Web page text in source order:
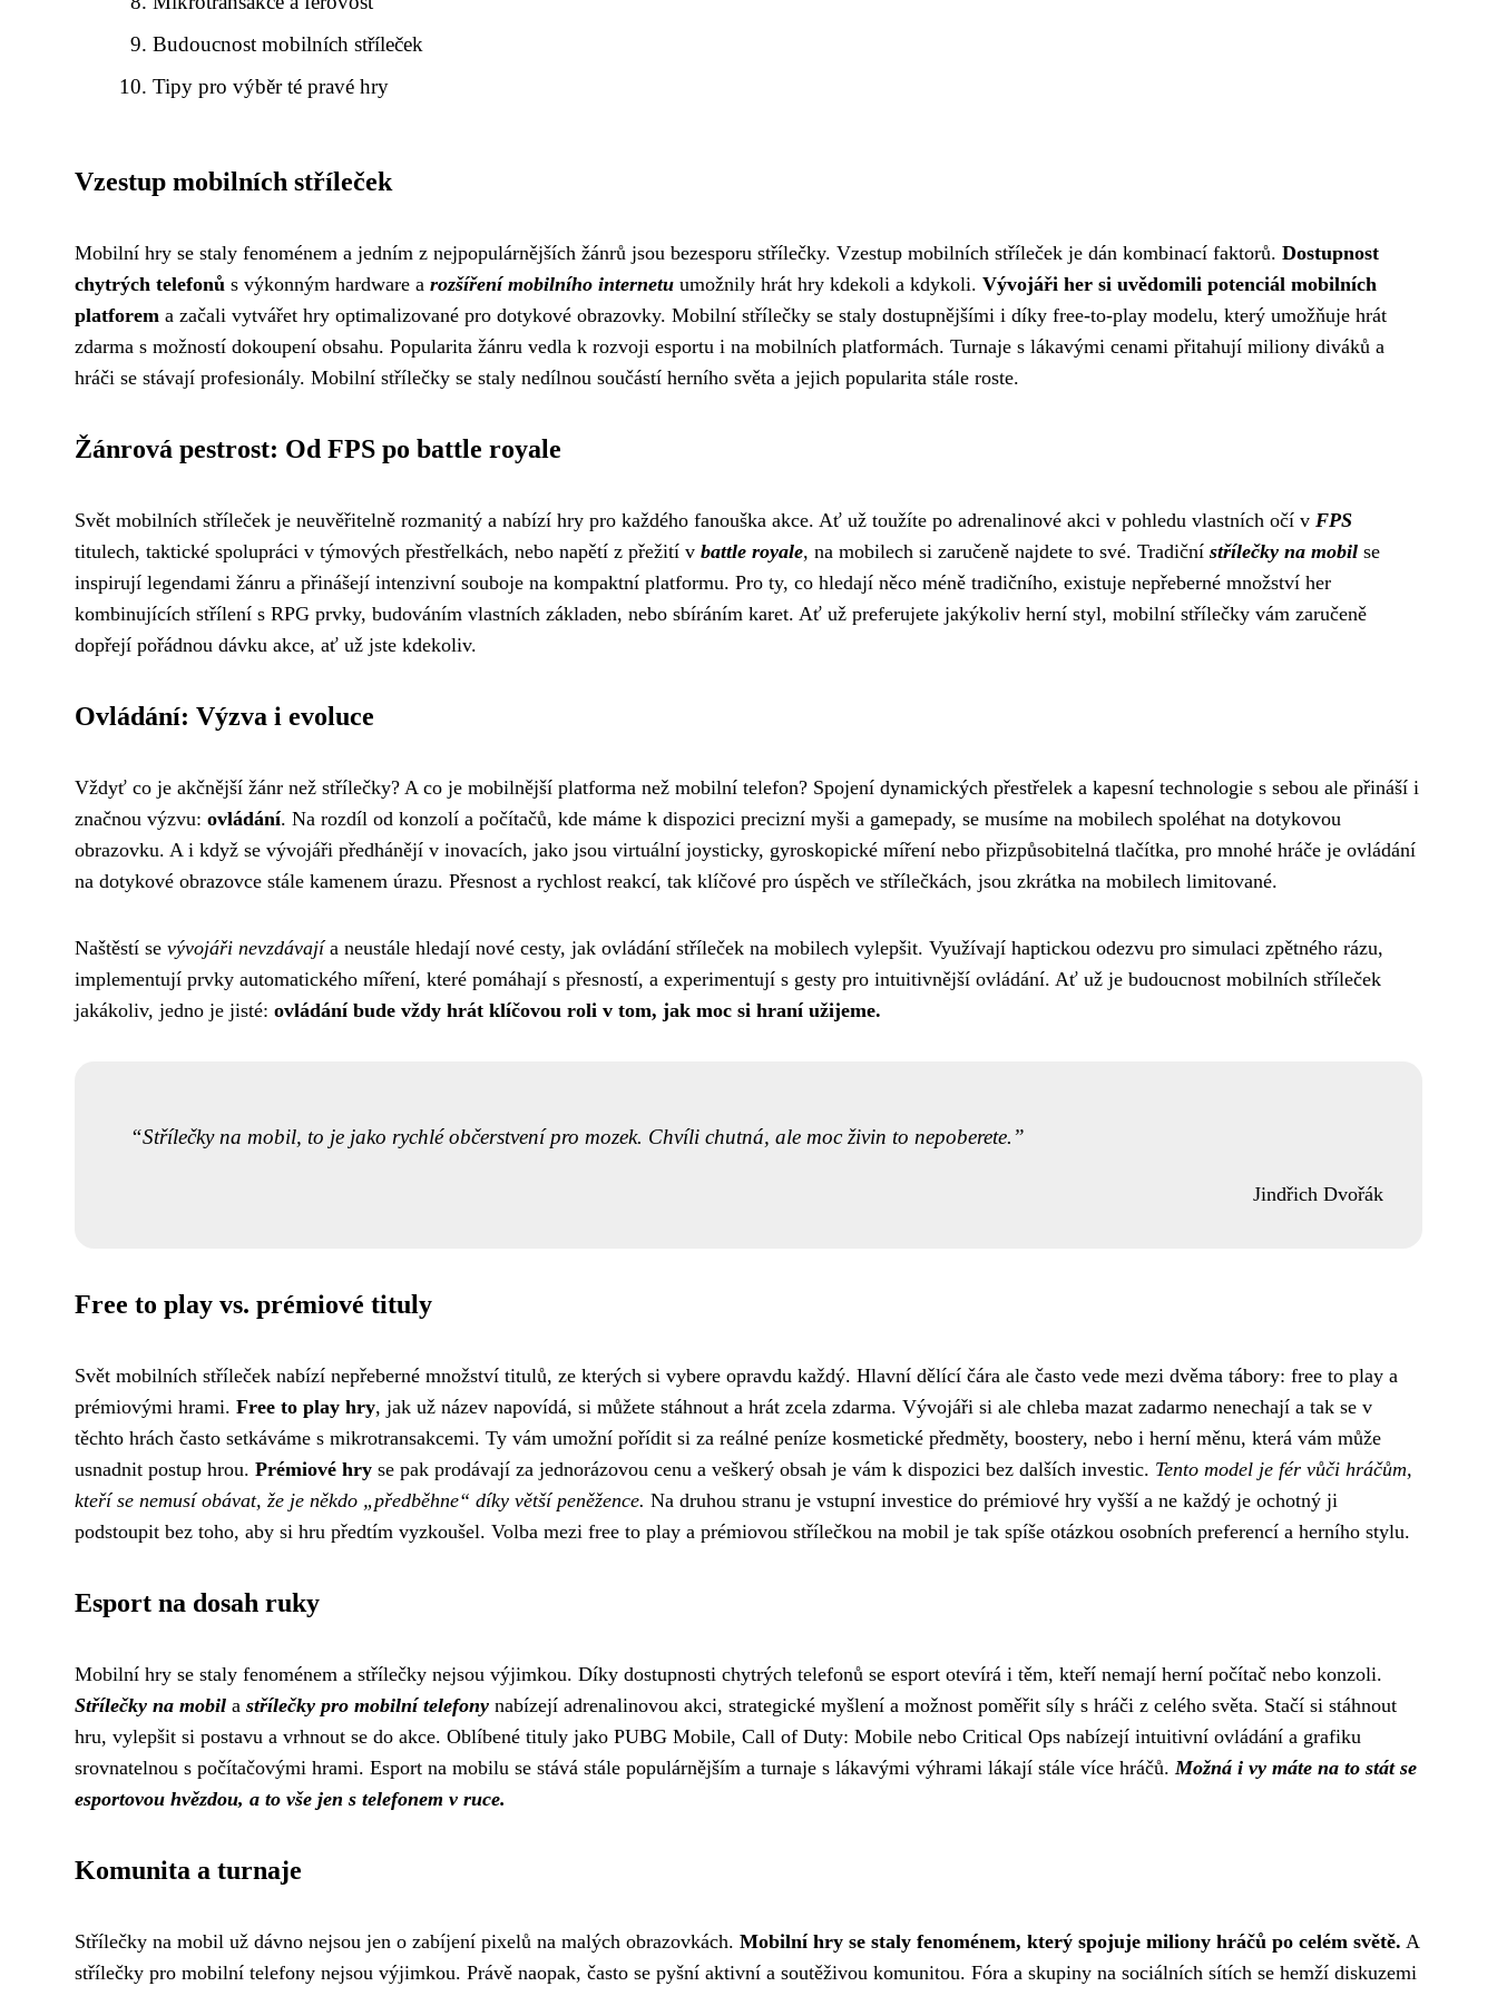
Budoucnost mobilních stříleček
Tipy pro výběr té pravé hry
Vzestup mobilních stříleček
Mobilní hry se staly fenoménem a jedním z nejpopulárnějších žánrů jsou bezesporu střílečky. Vzestup mobilních stříleček je dán kombinací faktorů. Dostupnost
chytrých telefonů s výkonným hardware a rozšíření mobilního internetu umožnily hrát hry kdekoli a kdykoli. Vývojáři her si uvědomili potenciál mobilních
platforem a začali vytvářet hry optimalizované pro dotykové obrazovky. Mobilní střílečky se staly dostupnějšími i díky free-to-play modelu, který umožňuje hrát
zdarma s možností dokoupení obsahu. Popularita žánru vedla k rozvoji esportu i na mobilních platformách. Turnaje s lákavými cenami přitahují miliony diváků a
hráči se stávají profesionály. Mobilní střílečky se staly nedílnou součástí herního světa a jejich popularita stále roste.
Žánrová pestrost: Od FPS po battle royale
Svět mobilních stříleček je neuvěřitelně rozmanitý a nabízí hry pro každého fanouška akce. Ať už toužíte po adrenalinové akci v pohledu vlastních očí v FPS
titulech, taktické spolupráci v týmových přestřelkách, nebo napětí z přežití v battle royale, na mobilech si zaručeně najdete to své. Tradiční střílečky na mobil se
inspirují legendami žánru a přinášejí intenzivní souboje na kompaktní platformu. Pro ty, co hledají něco méně tradičního, existuje nepřeberné množství her
kombinujících střílení s RPG prvky, budováním vlastních základen, nebo sbíráním karet. Ať už preferujete jakýkoliv herní styl, mobilní střílečky vám zaručeně
dopřejí pořádnou dávku akce, ať už jste kdekoliv.
Ovládání: Výzva i evoluce
Vždyť co je akčnější žánr než střílečky? A co je mobilnější platforma než mobilní telefon? Spojení dynamických přestřelek a kapesní technologie s sebou ale přináší i
značnou výzvu: ovládání. Na rozdíl od konzolí a počítačů, kde máme k dispozici precizní myši a gamepady, se musíme na mobilech spoléhat na dotykovou
obrazovku. A i když se vývojáři předhánějí v inovacích, jako jsou virtuální joysticky, gyroskopické míření nebo přizpůsobitelná tlačítka, pro mnohé hráče je ovládání
na dotykové obrazovce stále kamenem úrazu. Přesnost a rychlost reakcí, tak klíčové pro úspěch ve střílečkách, jsou zkrátka na mobilech limitované.
Naštěstí se vývojáři nevzdávajía neustále hledají nové cesty, jak ovládání stříleček na mobilech vylepšit. Využívají haptickou odezvu pro simulaci zpětného rázu,
implementují prvky automatického míření, které pomáhají s přesností, a experimentují s gesty pro intuitivnější ovládání. Ať už je budoucnost mobilních stříleček
jakákoliv, jedno je jisté: ovládání bude vždy hrát klíčovou roli v tom, jak moc si hraní užijeme.
Střílečky na mobil, to je jako rychlé občerstvení pro mozek. Chvíli chutná, ale moc živin to nepoberete.
Jindřich Dvořák
Free to play vs. prémiové tituly
Svět mobilních stříleček nabízí nepřeberné množství titulů, ze kterých si vybere opravdu každý. Hlavní dělící čára ale často vede mezi dvěma tábory: free to play a
prémiovými hrami. Free to play hry, jak už název napovídá, si můžete stáhnout a hrát zcela zdarma. Vývojáři si ale chleba mazat zadarmo nenechají a tak se v
těchto hrách často setkáváme s mikrotransakcemi. Ty vám umožní pořídit si za reálné peníze kosmetické předměty, boostery, nebo i herní měnu, která vám může
usnadnit postup hrou. Prémiové hry se pak prodávají za jednorázovou cenu a veškerý obsah je vám k dispozici bez dalších investic. Tento model je fér vůči hráčům,
kteří se nemusí obávat, že je někdo „předběhne“ díky větší peněžence. Na druhou stranu je vstupní investice do prémiové hry vyšší a ne každý je ochotný ji
podstoupit bez toho, aby si hru předtím vyzkoušel. Volba mezi free to play a prémiovou střílečkou na mobil je tak spíše otázkou osobních preferencí a herního stylu.
Esport na dosah ruky
Mobilní hry se staly fenoménem a střílečky nejsou výjimkou. Díky dostupnosti chytrých telefonů se esport otevírá i těm, kteří nemají herní počítač nebo konzoli.
Střílečky na mobil a střílečky pro mobilní telefony nabízejí adrenalinovou akci, strategické myšlení a možnost poměřit síly s hráči z celého světa. Stačí si stáhnout
hru, vylepšit si postavu a vrhnout se do akce. Oblíbené tituly jako PUBG Mobile, Call of Duty: Mobile nebo Critical Ops nabízejí intuitivní ovládání a grafiku
srovnatelnou s počítačovými hrami. Esport na mobilu se stává stále populárnějším a turnaje s lákavými výhrami lákají stále více hráčů.Možná i vy máte na to stát se
esportovou hvězdou, a to vše jen s telefonem v ruce.
Komunita a turnaje
Střílečky na mobil už dávno nejsou jen o zabíjení pixelů na malých obrazovkách. Mobilní hry se staly fenoménem, který spojuje miliony hráčů po celém světě. A
střílečky pro mobilní telefony nejsou výjimkou. Právě naopak, často se pyšní aktivní a soutěživou komunitou. Fóra a skupiny na sociálních sítích se hemží diskuzemi